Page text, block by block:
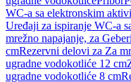
WC-a sa elektronskim
Uređaji za ispiranje WC-a
mrežno napajanje, za
cmRezervni delovi za Za
ugradne vodokotliće 12 cm
ugradne vodokotliće 8 cm